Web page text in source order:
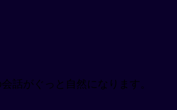
話がぐっと自然になります。